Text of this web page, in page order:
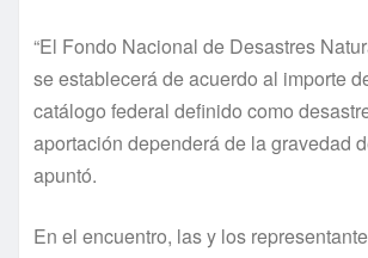
“El Fondo Nacional de Desastres
se establecerá de acuerdo al importe
catálogo federal definido como
aportación dependerá de la gravedad
apuntó.
En el encuentro, las y los